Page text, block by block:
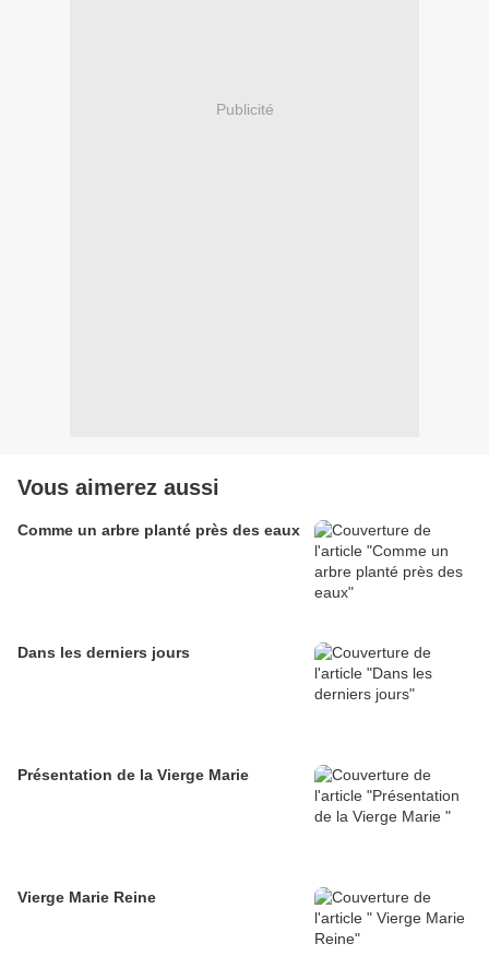
Publicité
Vous aimerez aussi
Comme un arbre planté près des eaux
Dans les derniers jours
Présentation de la Vierge Marie
Vierge Marie Reine